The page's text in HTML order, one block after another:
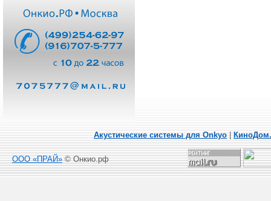
Акустические системы для Onkyo
ООО «ПРАЙ»© Онкио.рф